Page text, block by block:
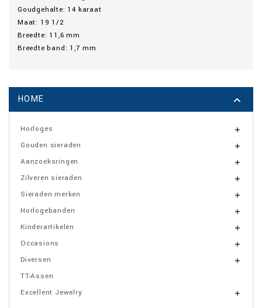
Goudgehalte: 14 karaat
Maat: 19 1/2
Breedte: 11,6 mm
Breedte band: 1,7 mm
HOME 
Horloges 
Gouden sieraden 
Aanzoeksringen 
Zilveren sieraden 
Sieraden merken 
Horlogebanden 
Kinderartikelen 
Occasions 
Diversen 
TT-Assen
Excellent Jewelry
